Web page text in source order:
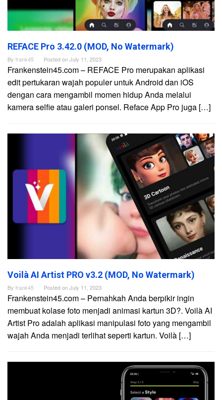
REFACE Pro 3.42.0 (MOD, No Watermark)
By frank45 Posted onJuly 11, 2023
Frankenstein45.com – REFACE Pro merupakan aplikasi
edit pertukaran wajah populer untuk Android dan iOS
dengan cara mengambil momen hidup Anda melalui
kamera selfie atau galeri ponsel. Reface App Pro juga […]
Voilà AI Artist PRO v3.2 (MOD, No Watermark)
By frank45 Posted onJuly 11, 2023
Frankenstein45.com – Pernahkah Anda berpikir ingin
membuat kolase foto menjadi animasi kartun 3D?. Voilà AI
Artist Pro adalah aplikasi manipulasi foto yang mengambil
wajah Anda menjadi terlihat seperti kartun. Voilà […]